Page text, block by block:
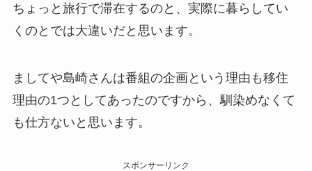
ちょっと旅行で滞在するのと、実際に暮らしてい
くのとでは大違いだと思います。
ましてや島崎さんは番組の企画という理由も移住
理由の1つとしてあったのですから、馴染めなくて
も仕方ないと思います。
スポンサーリンク